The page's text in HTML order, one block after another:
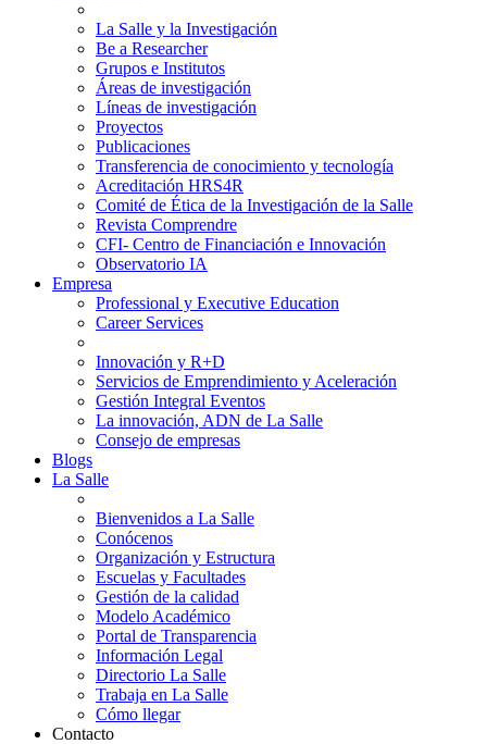
La Salle y la Investigación
Be a Researcher
Grupos e Institutos
Áreas de investigación
Líneas de investigación
Proyectos
Publicaciones
Transferencia de conocimiento y tecnología
Acreditación HRS4R
Comité de Ética de la Investigación de la Salle
Revista Comprendre
CFI- Centro de Financiación e Innovación
Observatorio IA
Empresa
Professional y Executive Education
Career Services
Innovación y R+D
Servicios de Emprendimiento y Aceleración
Gestión Integral Eventos
La innovación, ADN de La Salle
Consejo de empresas
Blogs
La Salle
Bienvenidos a La Salle
Conócenos
Organización y Estructura
Escuelas y Facultades
Gestión de la calidad
Modelo Académico
Portal de Transparencia
Información Legal
Directorio La Salle
Trabaja en La Salle
Cómo llegar
Contacto